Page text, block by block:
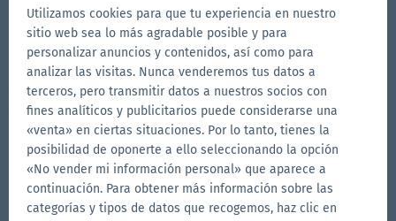
Follow us
página
de
Facebook
Ir
a
página
de
Instagram
Síguenos
en
YouTube
Ir
a
la
página
de
LinkedIn
Otras marcas de Zingerle Group
Ir
al
sitio
web
Ir
al
sitio
web
Ir
al
Utilizamos cookies para que tu experiencia en nuestro
sitio web sea lo más agradable posible y para
personalizar anuncios y contenidos, así como para
analizar las visitas. Nunca venderemos tus datos a
terceros, pero transmitir datos a nuestros socios con
fines analíticos y publicitarios puede considerarse una
«venta» en ciertas situaciones. Por lo tanto, tienes la
posibilidad de oponerte a ello seleccionando la opción
«No vender mi información personal» que aparece a
continuación. Para obtener más información sobre las
categorías y tipos de datos que recogemos, haz clic en